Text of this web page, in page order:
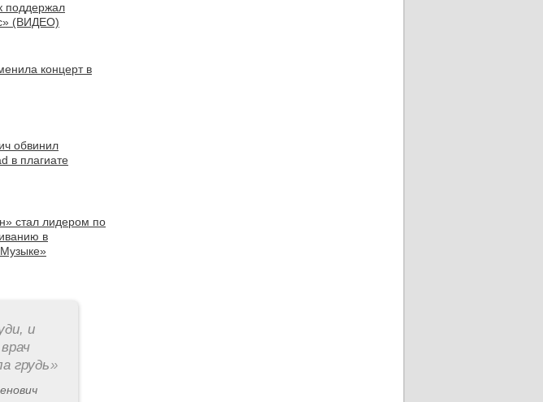
поддержал
(ВИДЕО)
концерт в
обвинил
в плагиате
стал лидером по
в
и
грудь»